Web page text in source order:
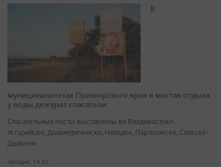
В
муниципалитетах Приморского края в местах отдыха
у воды дежурят спасатели
Спасательные посты выставлены во Владивостоке,
Уссурийске, Дальнереченске, Находке, Партизанске, Спасске-
Дальнем
сегодня, 14:42